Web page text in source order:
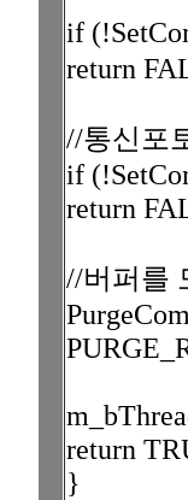
if
return
//통신포
if
return
//버퍼를
return
}